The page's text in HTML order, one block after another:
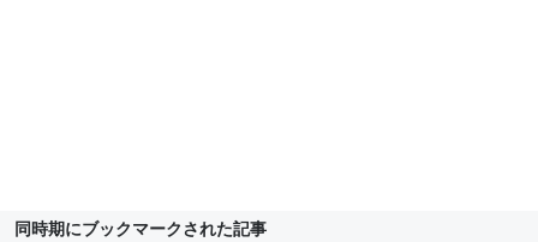
同時期にブックマークされた記事